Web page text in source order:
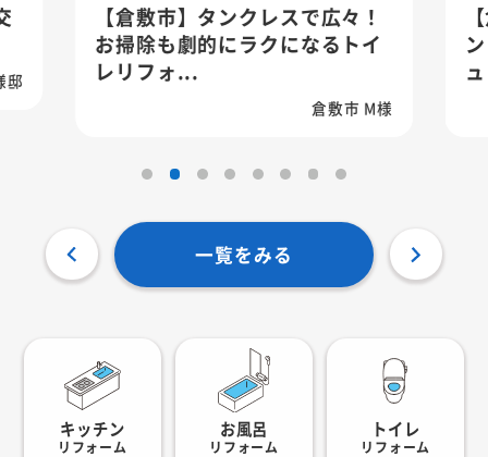
邸
【倉敷市】タンクレスで広々！
お掃除も劇的にラクになるトイ
レリフォ...
倉敷市 M様
一覧をみる
キッチン
リフォーム
お風呂
リフォーム
トイレ
リフォーム